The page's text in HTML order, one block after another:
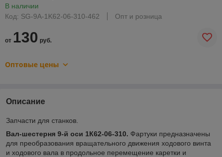
В наличии
Код: SG-9A-1K62-06-310-462
Опт и розница
от 130 руб.
Оптовые цены
Описание
Запчасти для станков.
Вал-шестерня 9-й оси 1К62-06-310. Фартуки предназначены
для преобразования вращательного движения ходового винта
и ходового вала в продольное перемещение каретки и